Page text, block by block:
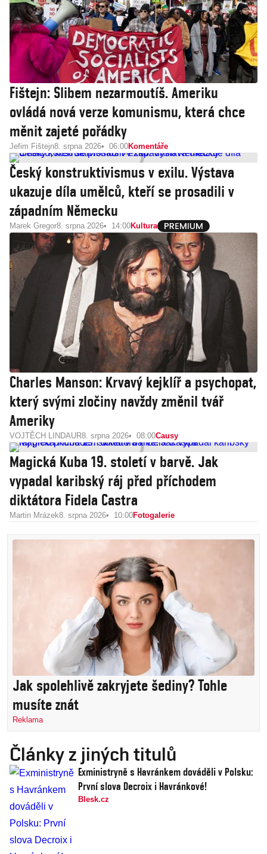
Fištejn: Slibem nezarmoutíš. Ameriku
ovládá nová verze komunismu, která chce
měnit zajeté pořádky
Jefim Fištejn8. srpna 2026 06:00Komentáře
Český konstruktivismus v exilu. Výstava
ukazuje díla umělců, kteří se prosadili v
západním Německu
Marek Gregor8. srpna 2026 14:00Kultura
Charles Manson: Krvavý kejklíř a psychopat,
který svými zločiny navždy změnil tvář
Ameriky
VOJTĚCH LINDAUR8. srpna 2026 08:00Causy
Magická Kuba 19. století v barvě. Jak
vypadal karibský ráj před příchodem
diktátora Fidela Castra
Martin Mrázek8. srpna 2026 10:00Fotogalerie
Jak spolehlivě zakryjete šediny? Tohle
musíte znát
Reklama
Články z jiných titulů
Exministryně s Havránkem dováděli v Polsku:
První slova Decroix i Havránkové!
Blesk.cz